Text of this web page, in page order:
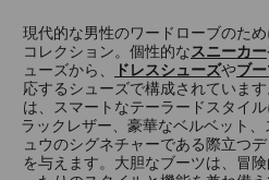
現代的な男性のワードローブのた
コレクション。個性的なスニーカー
ューズから、
ドレスシューズやブ
応するシューズで構成されていま
は、スマートなテーラードスタイ
ラックレザー、豪華なベルベット
ュウのシグネチャーである際立つ
を与えます。大胆なブーツは、冒